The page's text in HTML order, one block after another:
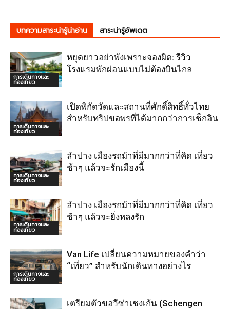
บทความสาระน่ารู้น่าอ่าน สาระน่ารู้อัพเดต
การเดินทางและ
ท่องเที่ยว
หยุดยาวอย่าพังเพราะจองผิด: รีวิว
โรงแรมพักผ่อนแบบไม่ต้องบินไกล
การเดินทางและ
ท่องเที่ยว
เปิดพิกัดวัดและสถานที่ศักดิ์สิทธิ์ทั่วไทย
สำหรับทริปขอพรที่ได้มากกว่าการเช็กอิน
การเดินทางและ
ท่องเที่ยว
ลำปาง เมืองรถม้าที่มีมากกว่าที่คิด เที่ยว
ช้าๆ แล้วจะรักเมืองนี้
การเดินทางและ
ท่องเที่ยว
ลำปาง เมืองรถม้าที่มีมากกว่าที่คิด เที่ยว
ช้าๆ แล้วจะยิ่งหลงรัก
การเดินทางและ
ท่องเที่ยว
Van Life เปลี่ยนความหมายของคำว่า
“เที่ยว” สำหรับนักเดินทางอย่างไร
เตรียมตัวขอวีซ่าเชงเก้น (Schengen